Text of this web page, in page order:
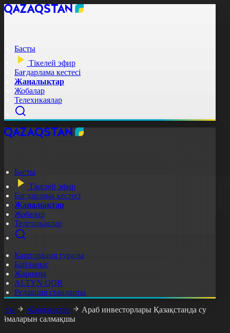
Басты
Тікелей эфир
Бағдарлама кестесі
Жаңалықтар
Жобалар
Телехикаялар
Басты
Тікелей эфир
Бағдарлама кестесі
Жаңалықтар
Жобалар
Телехикаялар
Корпорация туралы
Байланыс
Жарнама
ALTYN QOR
Редакция стандарты
Жаңалықтар
Араб инвесторлары Қазақстанда су
салмақшы